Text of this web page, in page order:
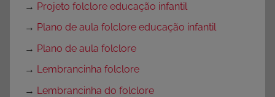
→ Projeto folclore educação infantil
→ Plano de aula folclore educação infantil
→ Plano de aula folclore
→ Lembrancinha folclore
→ Lembrancinha do folclore